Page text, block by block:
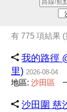
有 775 項結果
我的路徑
里) 2026-08-04
地區:沙田 區
沙田圍 慈